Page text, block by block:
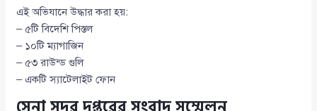
এই অভিযানে উদ্ধার করা হয়:
– ৫টি বিদেশি পিস্তল
– ১০টি ম্যাগাজিন
– ৫৩ রাউন্ড গুলি
– একটি স্যাটেলাইট ফোন